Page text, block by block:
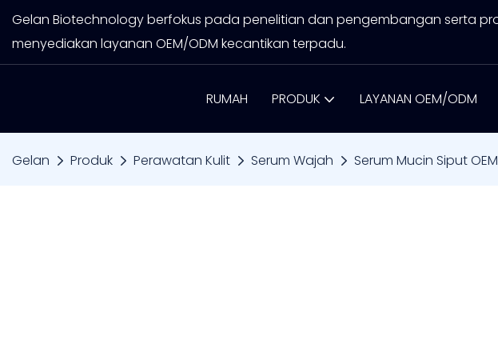
Gelan Biotechnology berfokus pada penelitian dan pengembangan serta
menyediakan layanan OEM/ODM kecantikan terpadu.
RUMAH PRODUK LAYANAN OEM/ODM
Gelan Produk Perawatan Kulit Serum Wajah Serum Mucin Siput